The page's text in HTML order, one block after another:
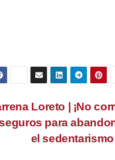
Loreto | ¡No
para
el